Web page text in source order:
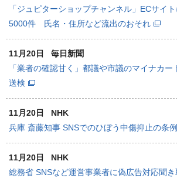
「ジュピターショップチャンネル」ECサイ
5000件 氏名・住所など流出のおそれ
11月20日
毎日新聞
「業者の確認甘く」都議や市議のマイナカ
送検
11月20日
NHK
兵庫 斎藤知事 SNSでのひぼう中傷抑止の条
11月20日
NHK
総務省 SNSなど運営事業者に偽広告対応聞